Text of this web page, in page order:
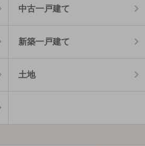
中古一戸建て
新築一戸建て
土地